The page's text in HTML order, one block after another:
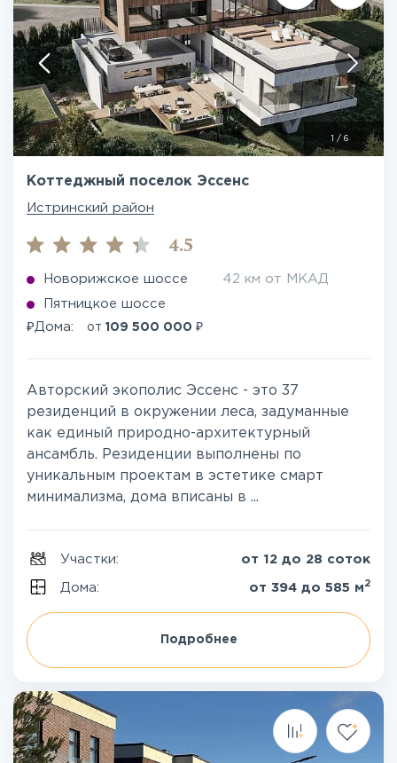
/ 6
Коттеджный поселок Эссенс
Истринский район
4.5
Новорижское шоссе 42 км от МКАД
Пятницкое шоссе
₽Дома: от 109 500 000 ₽
Авторский экополис Эссенс - это 37
резиденций в окружении леса, задуманные
как единый природно-архитектурный
ансамбль. Резиденции выполнены по
уникальным проектам в эстетике смарт
минимализма, дома вписаны в ...
Участки: от 12 до 28 соток
Дома: от 394 до 585 м 2
Подробнее